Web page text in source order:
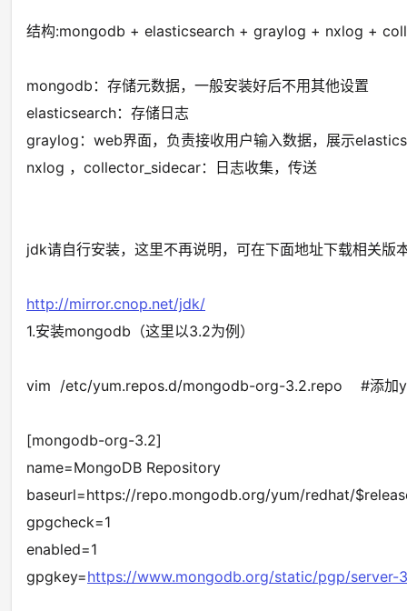
结构:mongodb + elasticsearch + graylog + nxlog +
mongodb：存储元数据，一般安装好后不用其他设置
elasticsearch：存储日志
graylog：web界面，负责接收用户输入数据，展示
nxlog ，collector_sidecar：日志收集，传送
jdk请自行安装，这里不再说明，可在下面地址下载相关版
http://mirror.cnop.net/jdk/
1.安装mongodb（这里以3.2为例）
vim /etc/yum.repos.d/mongodb-org-3.2.repo #添加
[mongodb-org-3.2]
name=MongoDB Repository
baseurl=https://repo.mongodb.org/yum/redhat/
gpgcheck=1
enabled=1
gpgkey=https://www.mongodb.org/static/pgp/server-